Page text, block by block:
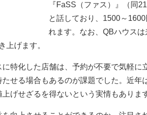
『FaSS（ファス）』（同
と話しており、1500～
れます。なお、QBハウス
上げます。
特化した店舗は、予約が不要で気軽に
せる場合もあるのが課題でした。近年
げせざるを得ないという実情もありま